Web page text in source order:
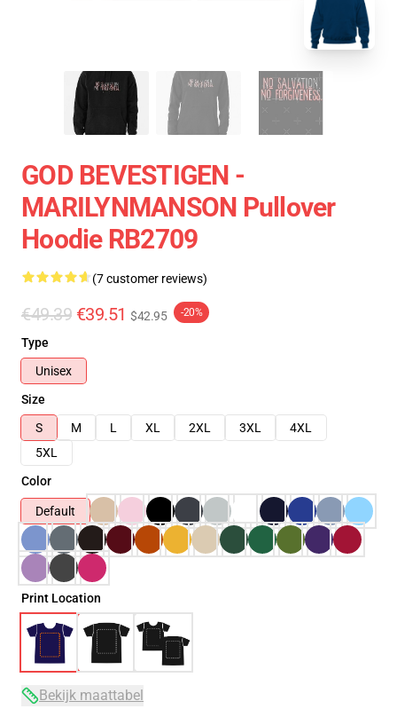
GOD BEVESTIGEN -
MARILYNMANSON Pullover
Hoodie RB2709
(7 customer reviews)
€49.39 €39.51 $42.95 -20%
Type
Unisex
Size
S
M L XL 2XL 3XL
4XL
5XL
Color
Default
Print Location
Bekijk maattabel